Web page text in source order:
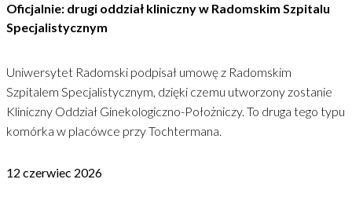
Oficjalnie: drugi oddział kliniczny w Radomskim Szpitalu
Specjalistycznym
Uniwersytet Radomski podpisał umowę z Radomskim
Szpitalem Specjalistycznym, dzięki czemu utworzony zostanie
Kliniczny Oddział Ginekologiczno-Położniczy. To druga tego typu
komórka w placówce przy Tochtermana.
12 czerwiec 2026